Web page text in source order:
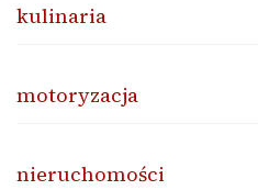
kulinaria
motoryzacja
nieruchomości